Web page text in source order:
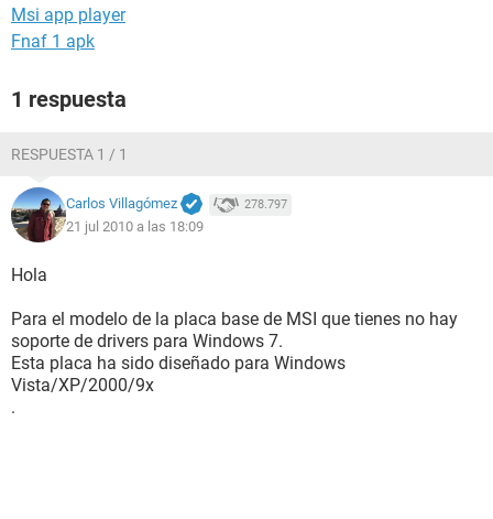
Msi app player
Fnaf 1 apk
1 respuesta
RESPUESTA 1 / 1
Carlos Villagómez 278.797
21 jul 2010 a las 18:09
Hola
Para el modelo de la placa base de MSI que tienes no hay
soporte de drivers para Windows 7.
Esta placa ha sido diseñado para Windows
Vista/XP/2000/9x
.